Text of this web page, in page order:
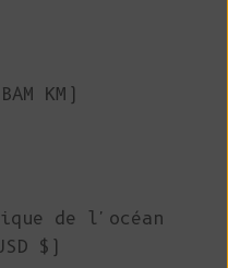
КМ)
de l'océan
$)